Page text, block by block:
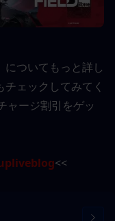
についてもっと詳し
ェックしてみてく
ャージ割引をゲッ
<<